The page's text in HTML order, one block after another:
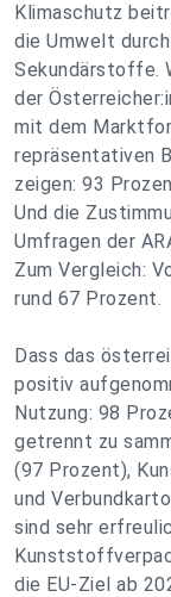
Klimaschutz
die Umwelt
Sekundärstoffe.
der
mit dem
repräsentativen
zeigen: 93
Und die
Umfragen der
Zum Vergleich:
rund 67 Prozent.
Dass das
positiv
Nutzung: 98
getrennt zu
(97 Prozent),
und
sind sehr
die EU-Ziel ab